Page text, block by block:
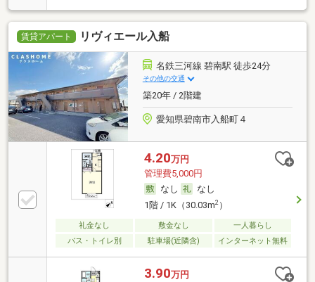
賃貸アパート リヴィエール入船
名鉄三河線 碧南駅 徒歩24分
その他の交通
築20年 / 2階建
愛知県碧南市入船町４
4.20万円
管理費5,000円
なし
なし
1階 / 1K（30.03m2）
礼金なし 敷金なし
一人暮らし
バス・トイレ別
駐車場(近隣含) インターネット無料
3.90万円